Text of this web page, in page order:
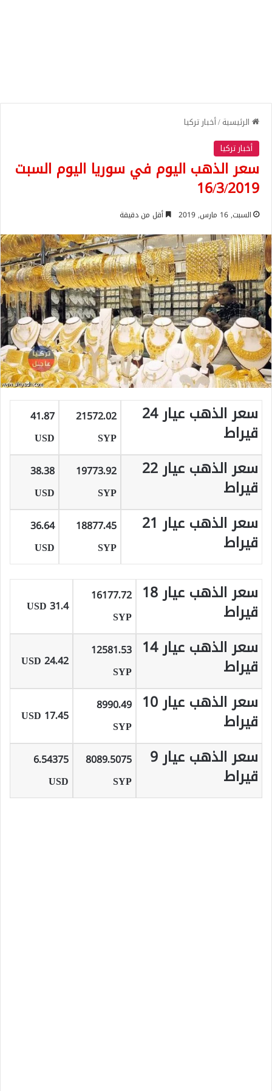
الرئيسية/أخبار تركيا
أخبار تركيا
سعر الذهب اليوم في سوريا اليوم السبت
16/3/2019
السبت, 16 مارس, 2019 أقل من دقيقة
سعر الذهب عيار 24
قيراط
21572.02
SYP
41.87
USD
سعر الذهب عيار 22
قيراط
19773.92
SYP
38.38
USD
سعر الذهب عيار 21
قيراط
18877.45
SYP
36.64
USD
سعر الذهب عيار 18
قيراط
16177.72
SYP
31.4 USD
سعر الذهب عيار 14
قيراط
12581.53
SYP
24.42 USD
سعر الذهب عيار 10
قيراط
8990.49
SYP
17.45 USD
سعر الذهب عيار 9
قيراط
8089.5075
SYP
6.54375
USD